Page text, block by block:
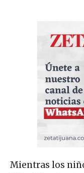
Mientras los